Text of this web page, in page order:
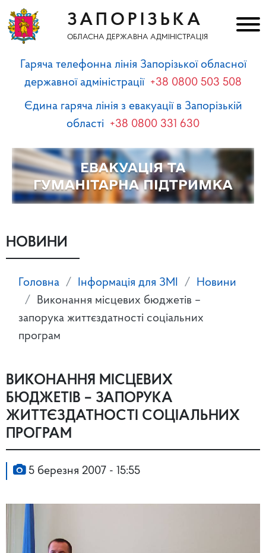
ЗАПОРІЗЬКА
ОБЛАСНА ДЕРЖАВНА АДМІНІСТРАЦІЯ
Гаряча телефонна лінія Запорізької обласної
державної адміністрації +38 0800 503 508
Єдина гаряча лінія з евакуації в Запорізькій
області +38 0800 331 630
НОВИНИ
Головна Інформація для ЗМІ
Новини
Виконання місцевих бюджетів –
запорука життєздатності соціальних
програм
ВИКОНАННЯ МІСЦЕВИХ
БЮДЖЕТІВ – ЗАПОРУКА
ЖИТТЄЗДАТНОСТІ СОЦІАЛЬНИХ
ПРОГРАМ
5 березня 2007 - 15:55